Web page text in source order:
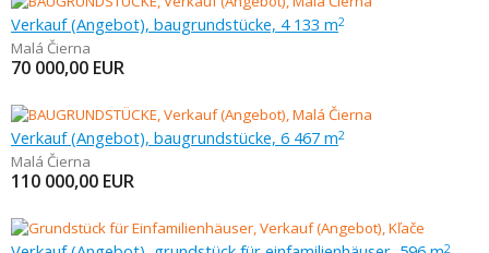
Verkauf (Angebot), baugrundstücke, 4 133 m2
Malá Čierna
70 000,00 EUR
Verkauf (Angebot), baugrundstücke, 6 467 m2
Malá Čierna
110 000,00 EUR
2